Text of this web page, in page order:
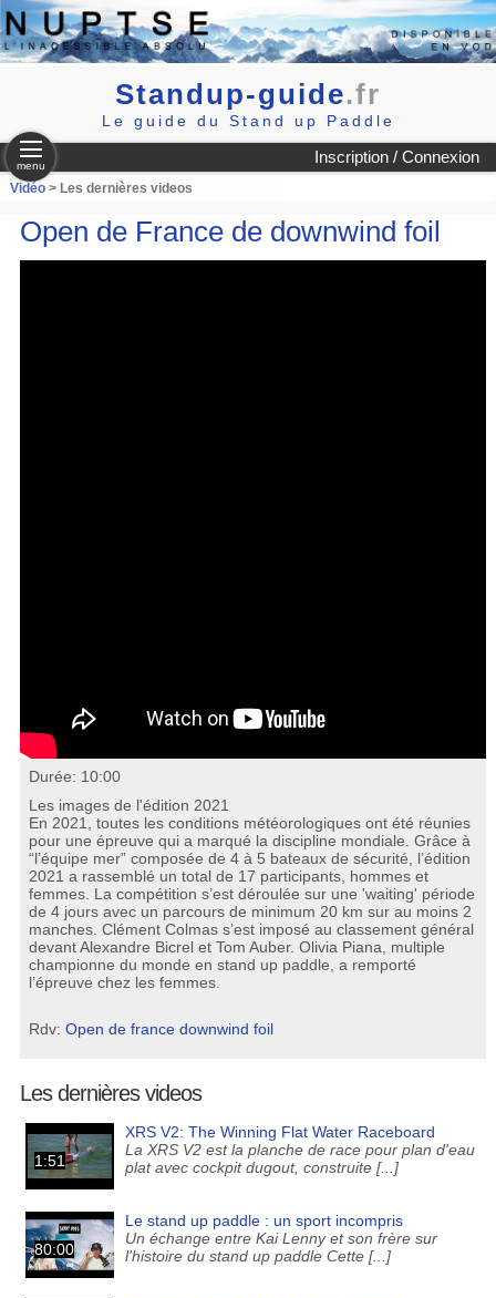
Standup-guide.fr
Le guide du Stand up Paddle
Inscription / Connexion
menu
Vidéo> Les dernières videos
Open de France de downwind foil
Durée: 10:00
Les images de l'édition 2021
En 2021, toutes les conditions météorologiques ont été réunies
pour une épreuve qui a marqué la discipline mondiale. Grâce à
“l’équipe mer” composée de 4 à 5 bateaux de sécurité, l’édition
2021 a rassemblé un total de 17 participants, hommes et
femmes. La compétition s’est déroulée sur une 'waiting' période
de 4 jours avec un parcours de minimum 20 km sur au moins 2
manches. Clément Colmas s’est imposé au classement général
devant Alexandre Bicrel et Tom Auber. Olivia Piana, multiple
championne du monde en stand up paddle, a remporté
l’épreuve chez les femmes.
Rdv:Open de france downwind foil
Les dernières videos
1:51
XRS V2: The Winning Flat Water Raceboard
La XRS V2 est la planche de race pour plan d'eau
plat avec cockpit dugout, construite [...]
80:00
Le stand up paddle : un sport incompris
Un échange entre Kai Lenny et son frère sur
l'histoire du stand up paddle Cette [...]